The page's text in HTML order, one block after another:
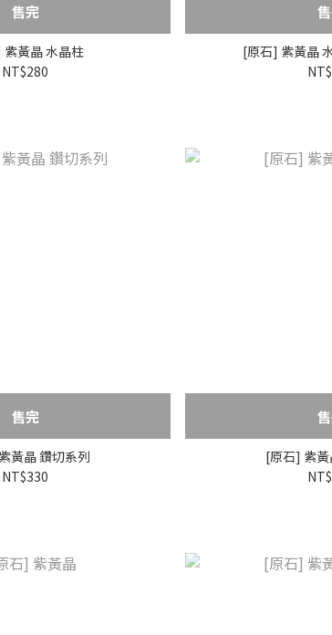
售完
黃晶 水晶柱
NT$280
[原石] 紫黃晶
售完
黃晶 鑽切系列
NT$330
[原石] 紫